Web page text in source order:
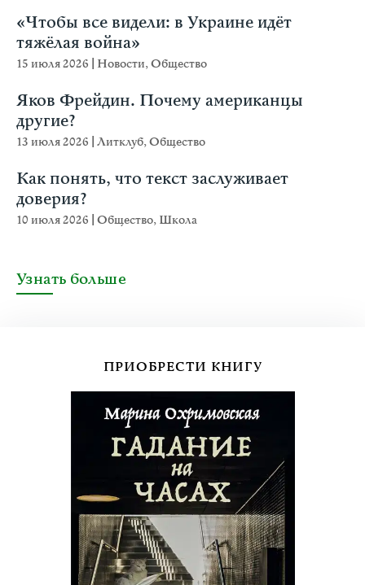
«Чтобы все видели: в Украине идёт
тяжёлая война»
15 июля 2026 Новости,Общество
Яков Фрейдин. Почему американцы
другие?
13 июля 2026 Литклуб,Общество
Как понять, что текст заслуживает
доверия?
10 июля 2026 Общество, Школа
Узнать больше
ПРИОБРЕСТИ КНИГУ